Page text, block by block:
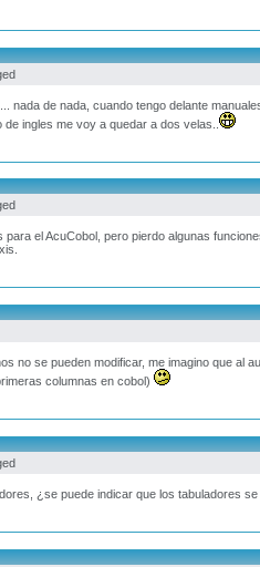
nada de nada, cuando tengo delante
ingles me voy a quedar a dos velas..
el AcuCobol, pero pierdo algunas
no se pueden modificar, me imagino que al
columnas en cobol)
¿se puede indicar que los tabuladores